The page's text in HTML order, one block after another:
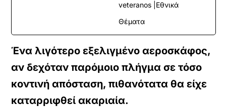
veteranos |Εθνικά
Θέματα
Ένα λιγότερο εξελιγμένο αεροσκάφος,
αν δεχόταν παρόμοιο πλήγμα σε τόσο
κοντινή απόσταση, πιθανότατα θα είχε
καταρριφθεί ακαριαία.